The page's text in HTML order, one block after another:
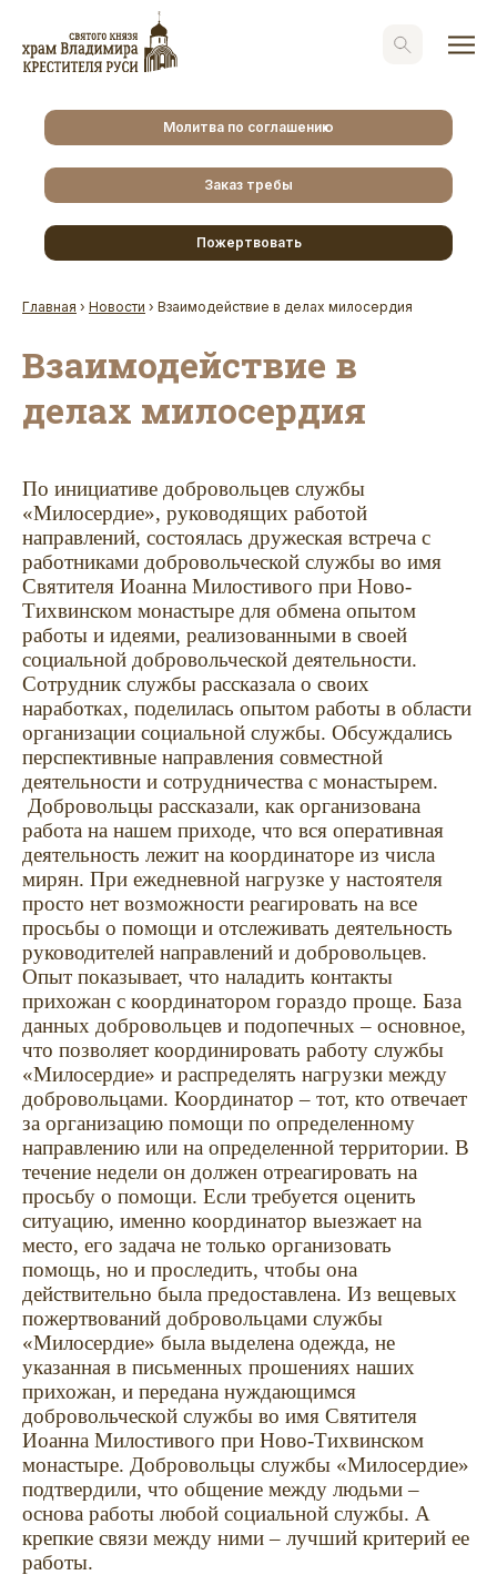
Молитва по соглашению
Заказ требы
Пожертвовать
Главная › Новости › Взаимодействие в делах милосердия
Взаимодействие в
делах милосердия
По инициативе добровольцев службы
«Милосердие», руководящих работой
направлений, состоялась дружеская встреча с
работниками добровольческой службы во имя
Святителя Иоанна Милостивого при Ново-
Тихвинском монастыре для обмена опытом
работы и идеями, реализованными в своей
социальной добровольческой деятельности.
Сотрудник службы рассказала о своих
наработках, поделилась опытом работы в области
организации социальной службы. Обсуждались
перспективные направления совместной
деятельности и сотрудничества с монастырем.
Добровольцы рассказали, как организована
работа на нашем приходе, что вся оперативная
деятельность лежит на координаторе из числа
мирян. При ежедневной нагрузке у настоятеля
просто нет возможности реагировать на все
просьбы о помощи и отслеживать деятельность
руководителей направлений и добровольцев.
Опыт показывает, что наладить контакты
прихожан с координатором гораздо проще. База
данных добровольцев и подопечных – основное,
что позволяет координировать работу службы
«Милосердие» и распределять нагрузки между
добровольцами. Координатор – тот, кто отвечает
за организацию помощи по определенному
направлению или на определенной территории. В
течение недели он должен отреагировать на
просьбу о помощи. Если требуется оценить
ситуацию, именно координатор выезжает на
место, его задача не только организовать
помощь, но и проследить, чтобы она
действительно была предоставлена. Из вещевых
пожертвований добровольцами службы
«Милосердие» была выделена одежда, не
указанная в письменных прошениях наших
прихожан, и передана нуждающимся
добровольческой службы во имя Святителя
Иоанна Милостивого при Ново-Тихвинском
монастыре. Добровольцы службы «Милосердие»
подтвердили, что общение между людьми –
основа работы любой социальной службы. А
крепкие связи между ними – лучший критерий ее
работы.